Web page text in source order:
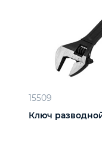
15509
Ключ